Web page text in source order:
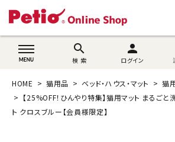
wovn-lang-name
search
検 索
person
ログイン
猫用品
HOME 猫用品 ベッド・ハウス・マット
猫
【25%OFF！ひんやり特集】猫用マット まるごと
ト クロスブルー【会員様限定】